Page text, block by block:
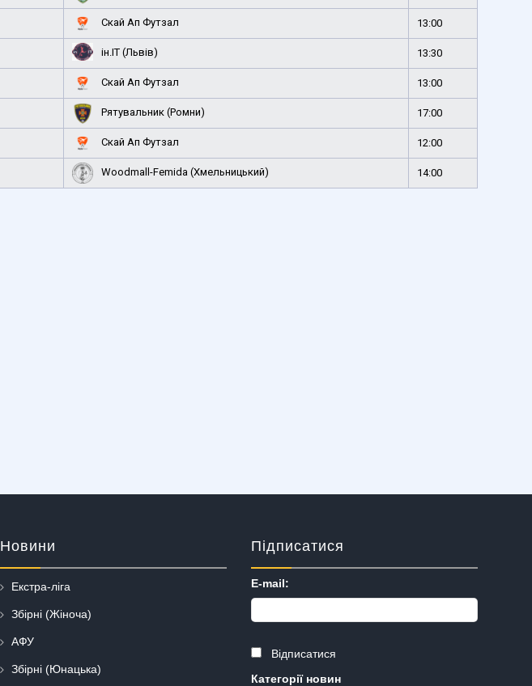
Скай Ап Футзал 13:00
ін.ІТ (Львів) 13:30
Скай Ап Футзал 13:00
Рятувальник (Ромни) 17:00
Скай Ап Футзал 12:00
Woodmall-Femida (Хмельницький) 14:00
Новини
Екстра-ліга
Збірні (Жіноча)
АФУ
Збірні (Юнацька)
Підписатися
E-mail:
Відписатися
Категорії новин